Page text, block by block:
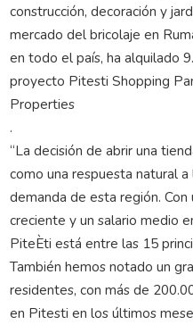
construcción, decoración y
mercado del bricolaje en
en todo el país, ha alquilado
proyecto Pitesti Shopping
Properties
.
“La decisión de abrir una
como una respuesta natural
demanda de esta región.
creciente y un salario medio
PiteÈti está entre las 15
También hemos notado un
residentes, con más de
en Pitesti en los últimos